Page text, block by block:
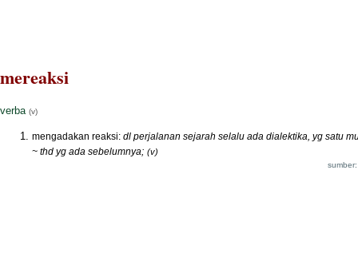
mereaksi
verba (v)
mengadakan reaksi: dl perjalanan sejarah selalu ada dialektika, yg satu
~ thd yg ada sebelumnya; (v)